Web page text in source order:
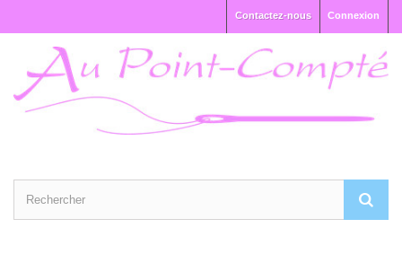
Connexion
Contactez-nous